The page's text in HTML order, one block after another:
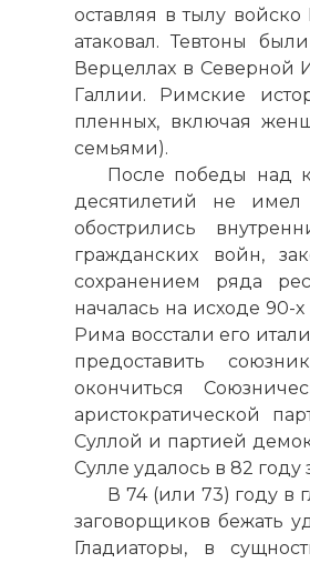
оставляя в тылу
атаковал. Тевтоны
Верцеллах в
Галлии. Римские
пленных, включая
семьями).
После победы над
десятилетий не имел
обострились
гражданских войн,
сохранением ряда
началась на исходе 90-
Рима восстали его
предоставить
окончиться
аристократической
Суллой и партией
Сулле удалось в 82 году
В 74 (или 73) году в
заговорщиков бежать
Гладиаторы, в